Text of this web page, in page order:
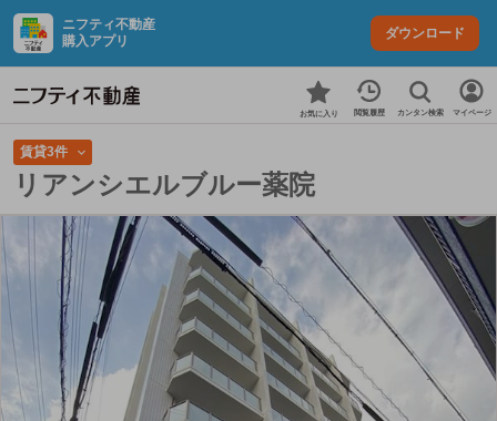
ニフティ不動産
購入アプリ
ダウンロード
お気に入り 閲覧履歴 カンタン検索 マイページ
賃貸3件
リアンシエルブルー薬院